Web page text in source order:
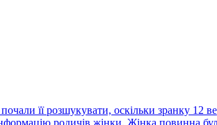
її розшукувати, оскільки зранку
родичів жінки. Жінка повинна